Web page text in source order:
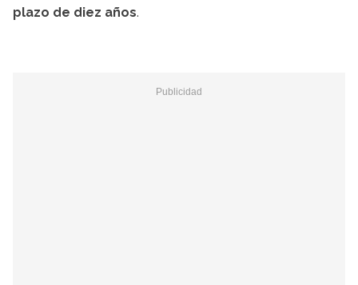
plazo de diez años.